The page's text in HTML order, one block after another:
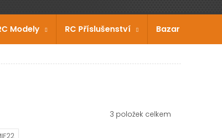
Modely RC Příslušenství Bazar
3 položek celkem